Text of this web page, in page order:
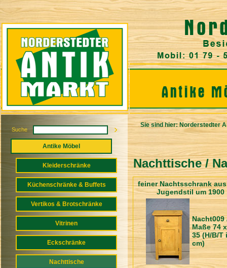
Suche
Antike Möbel
Kleiderschränke
Küchenschränke & Buffets
Vertikos & Brotschränke
Vitrinen
Eckschränke
Nachttische
Sie sind hier:Norderstedter
Nachttische /
feiner Nachtsschrank
Jugendstil um 1900
Nacht009
Maße 74
35 (H/B/T
cm)